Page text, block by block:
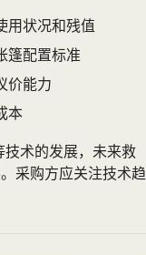
用状况和残值
篷配置标准
价能力
本
技术的发展，未来救
采购方应关注技术趋